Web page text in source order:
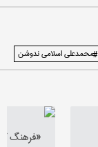
#محمدعلی اسلامی ندوشن
«فرهنگ